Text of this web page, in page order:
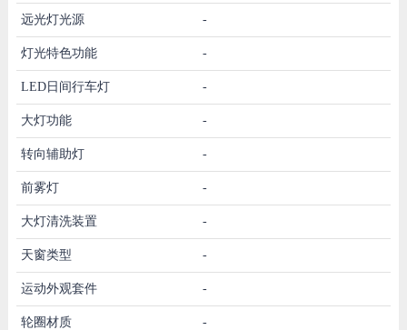
远光灯光源 -
灯光特色功能 -
LED日间行车灯 -
大灯功能 -
转向辅助灯 -
前雾灯 -
大灯清洗装置 -
天窗类型 -
运动外观套件 -
轮圈材质 -